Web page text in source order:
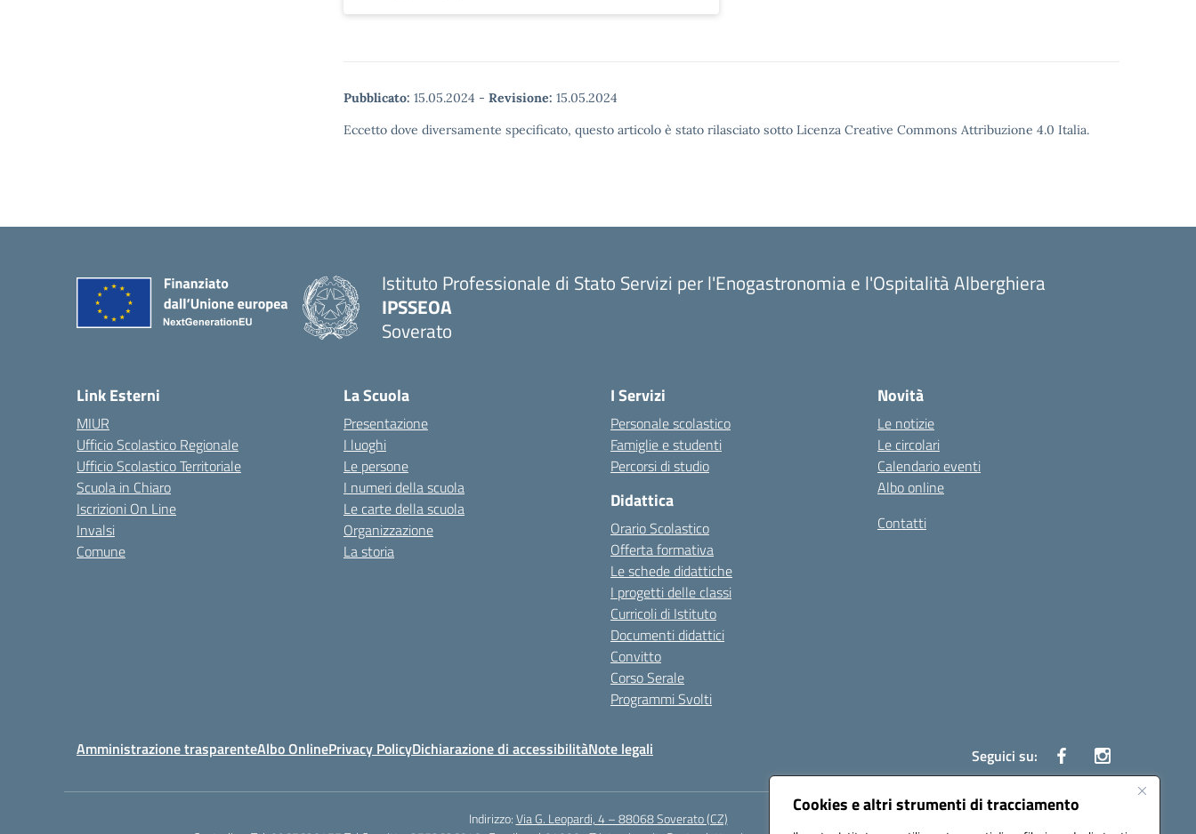
Cookies e altri strumenti di tracciamento
Pubblicato: 15.05.2024 - Revisione: 15.05.2024
Eccetto dove diversamente specificato, questo articolo è stato rilasciato sotto Licenza Creative Commons Attribuzione 4.0 Italia.
Istituto Professionale di Stato Servizi per l'Enogastronomia e l'Ospitalità Alberghiera
IPSSEOA
Soverato
Link Esterni
MIUR
Ufficio Scolastico Regionale
Ufficio Scolastico Territoriale
Scuola in Chiaro
Iscrizioni On Line
Invalsi
Comune
La Scuola
Presentazione
I luoghi
Le persone
I numeri della scuola
Le carte della scuola
Organizzazione
La storia
I Servizi
Personale scolastico
Famiglie e studenti
Percorsi di studio
Didattica
Orario Scolastico
Offerta formativa
Le schede didattiche
I progetti delle classi
Curricoli di Istituto
Documenti didattici
Convitto
Corso Serale
Programmi Svolti
Novità
Le notizie
Le circolari
Calendario eventi
Albo online
Contatti
Amministrazione trasparenteAlbo OnlinePrivacy PolicyDichiarazione di accessibilitàNote legali Seguici su:
Indirizzo:Via G. Leopardi, 4 – 88068 Soverato (CZ)